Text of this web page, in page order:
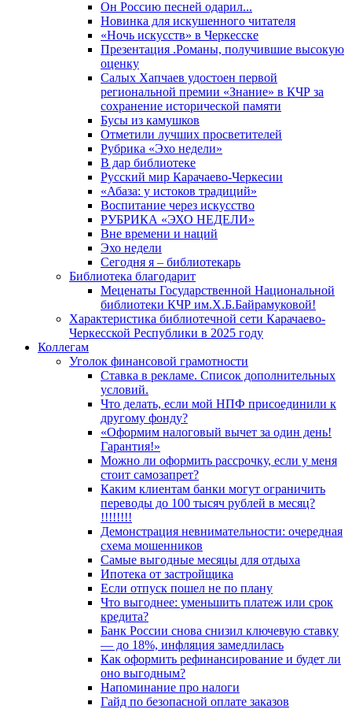
Он Россию песней одарил...
Новинка для искушенного читателя
«Ночь искусств» в Черкесске
Презентация .Романы, получившие высокую
оценку
Салых Хапчаев удостоен первой
региональной премии «Знание» в КЧР за
сохранение исторической памяти
Бусы из камушков
Отметили лучших просветителей
Рубрика «Эхо недели»
В дар библиотеке
Русский мир Карачаево-Черкесии
«Абаза: у истоков традиций»
Воспитание через искусство
РУБРИКА «ЭХО НЕДЕЛИ»
Вне времени и наций
Эхо недели
Сегодня я – библиотекарь
Библиотека благодарит
Меценаты Государственной Национальной
библиотеки КЧР им.Х.Б.Байрамуковой!
Характеристика библиотечной сети Карачаево-
Черкесской Республики в 2025 году
Коллегам
Уголок финансовой грамотности
Ставка в рекламе. Список дополнительных
условий.
Что делать, если мой НПФ присоединили к
другому фонду?
«Оформим налоговый вычет за один день!
Гарантия!»
Можно ли оформить рассрочку, если у меня
стоит самозапрет?
Каким клиентам банки могут ограничить
переводы до 100 тысяч рублей в месяц?
!!!!!!!!
Демонстрация невнимательности: очередная
схема мошенников
Самые выгодные месяцы для отдыха
Ипотека от застройщика
Если отпуск пошел не по плану
Что выгоднее: уменьшить платеж или срок
кредита?
Банк России снова снизил ключевую ставку
— до 18%, инфляция замедлилась
Как оформить рефинансирование и будет ли
оно выгодным?
Напоминание про налоги
Гайд по безопасной оплате заказов